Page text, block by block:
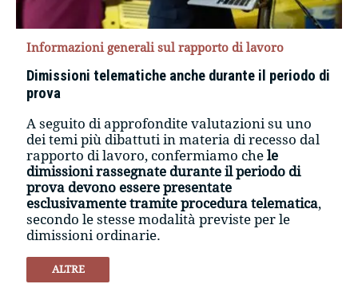
Informazioni generali sul rapporto di lavoro
Dimissioni telematiche anche durante il periodo di
prova
A seguito di approfondite valutazioni su uno
dei temi più dibattuti in materia di recesso dal
rapporto di lavoro, confermiamo chele
dimissioni rassegnate durante il periodo di
prova devono essere presentate
esclusivamente tramite procedura telematica,
secondo le stesse modalità previste per le
dimissioni ordinarie.
ALTRE